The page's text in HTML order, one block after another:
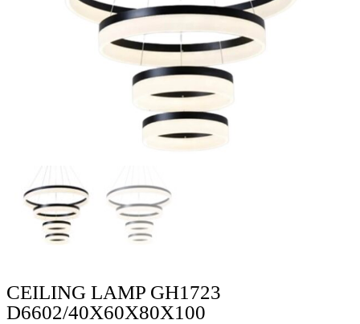
CEILING LAMP GH1723
D6602/40X60X80X100